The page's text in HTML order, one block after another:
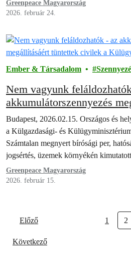
Greenpeace Magyarország
2026. február 24.
Ember & Társadalom
Nem vagyunk
akkumulátorszennyezés
tüntettek civilek a
Budapest, 2026.02.15. Országos és
a Külgazdasági- és
Számtalan megnyert bírósági per,
jogsértés, üzemek környékén
szennyezés ellenére a civilek…
Greenpeace Magyarország
2026. február 15.
Előző 1 2
Következő